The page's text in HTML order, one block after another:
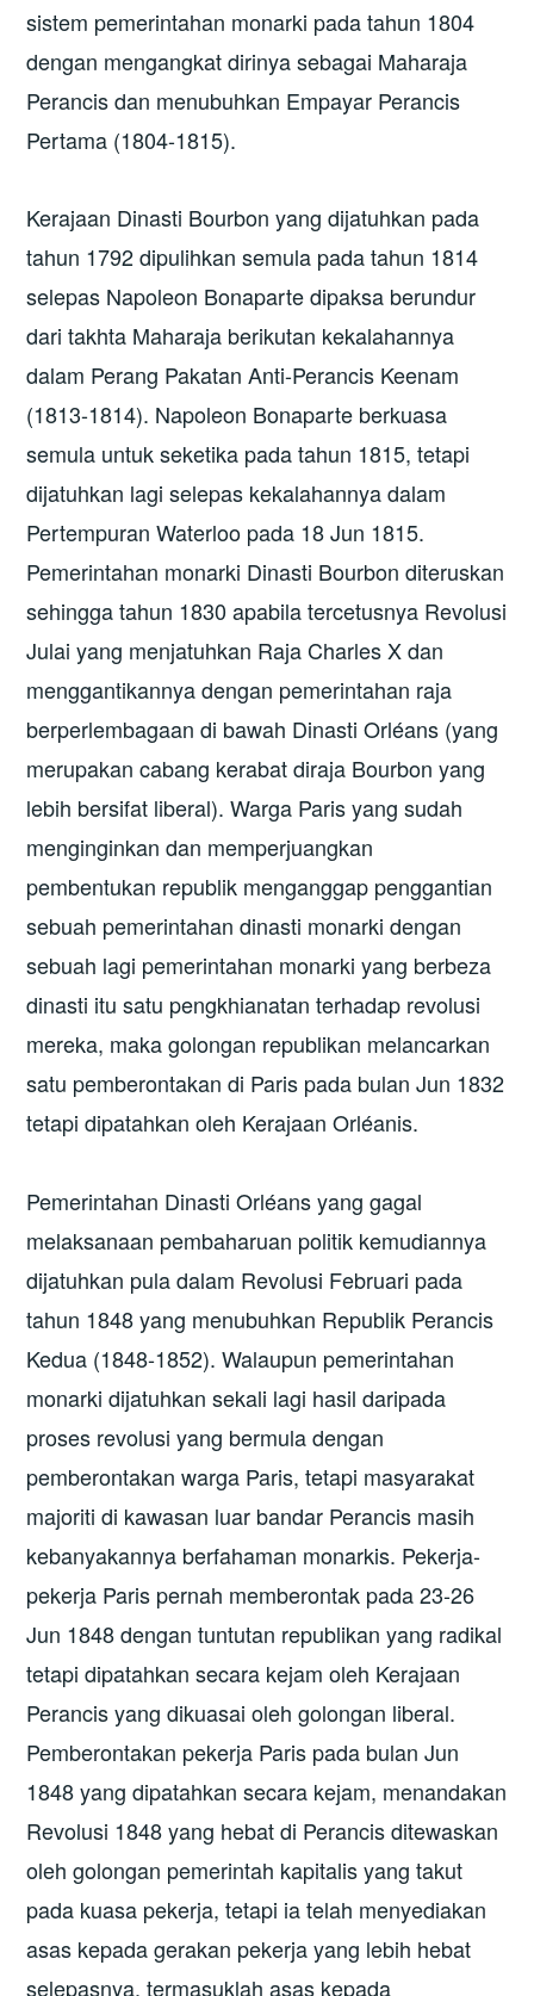
sistem pemerintahan monarki pada tahun 1804
dengan mengangkat dirinya sebagai Maharaja
Perancis dan menubuhkan Empayar Perancis
Pertama (1804-1815).
Kerajaan Dinasti Bourbon yang dijatuhkan pada
tahun 1792 dipulihkan semula pada tahun 1814
selepas Napoleon Bonaparte dipaksa berundur
dari takhta Maharaja berikutan kekalahannya
dalam Perang Pakatan Anti-Perancis Keenam
(1813-1814). Napoleon Bonaparte berkuasa
semula untuk seketika pada tahun 1815, tetapi
dijatuhkan lagi selepas kekalahannya dalam
Pertempuran Waterloo pada 18 Jun 1815.
Pemerintahan monarki Dinasti Bourbon diteruskan
sehingga tahun 1830 apabila tercetusnya Revolusi
Julai yang menjatuhkan Raja Charles X dan
menggantikannya dengan pemerintahan raja
berperlembagaan di bawah Dinasti Orléans (yang
merupakan cabang kerabat diraja Bourbon yang
lebih bersifat liberal). Warga Paris yang sudah
menginginkan dan memperjuangkan
pembentukan republik menganggap penggantian
sebuah pemerintahan dinasti monarki dengan
sebuah lagi pemerintahan monarki yang berbeza
dinasti itu satu pengkhianatan terhadap revolusi
mereka, maka golongan republikan melancarkan
satu pemberontakan di Paris pada bulan Jun 1832
tetapi dipatahkan oleh Kerajaan Orléanis.
Pemerintahan Dinasti Orléans yang gagal
melaksanaan pembaharuan politik kemudiannya
dijatuhkan pula dalam Revolusi Februari pada
tahun 1848 yang menubuhkan Republik Perancis
Kedua (1848-1852). Walaupun pemerintahan
monarki dijatuhkan sekali lagi hasil daripada
proses revolusi yang bermula dengan
pemberontakan warga Paris, tetapi masyarakat
majoriti di kawasan luar bandar Perancis masih
kebanyakannya berfahaman monarkis. Pekerja-
pekerja Paris pernah memberontak pada 23-26
Jun 1848 dengan tuntutan republikan yang radikal
tetapi dipatahkan secara kejam oleh Kerajaan
Perancis yang dikuasai oleh golongan liberal.
Pemberontakan pekerja Paris pada bulan Jun
1848 yang dipatahkan secara kejam, menandakan
Revolusi 1848 yang hebat di Perancis ditewaskan
oleh golongan pemerintah kapitalis yang takut
pada kuasa pekerja, tetapi ia telah menyediakan
asas kepada gerakan pekerja yang lebih hebat
selepasnya, termasuklah asas kepada